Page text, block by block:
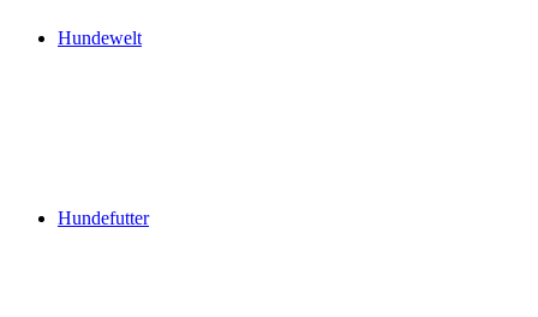
Hundewelt
Hundefutter